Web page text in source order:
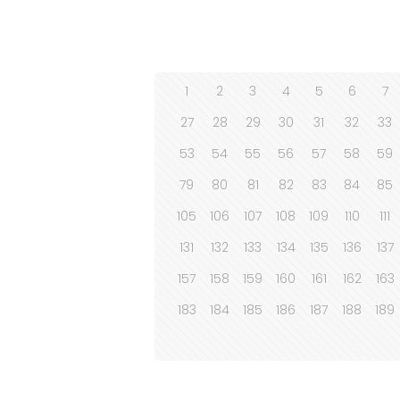
1 2 3 4 5 6 7
27
28 29 30 31 32 33
53
54 55 56 57 58 59
79
80 81 82 83 84 85
105
106 107 108 109 110 111
131
132 133 134 135 136 137
157
158 159 160 161 162 163
183
184 185 186 187 188 189